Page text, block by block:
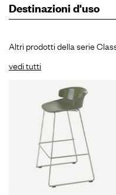
Destinazioni d'uso
Altri prodotti della serie
vedi tutti